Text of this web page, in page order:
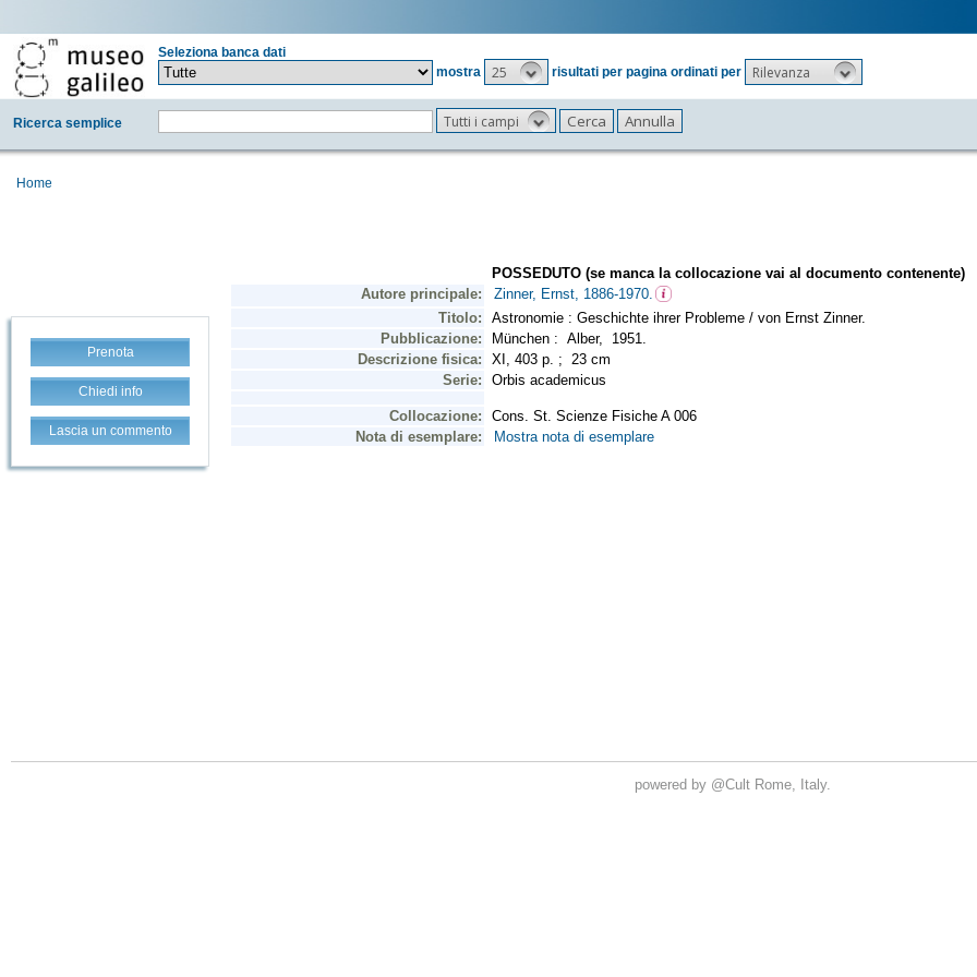
Seleziona banca dati
mostra
25 risultati per pagina ordinati per Rilevanza
Ricerca semplice Tutti i campi
Home
Prenota
Chiedi info
Lascia un commento
powered by @Cult Rome, Italy.